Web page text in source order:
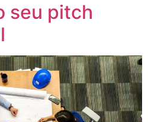
seu pitch